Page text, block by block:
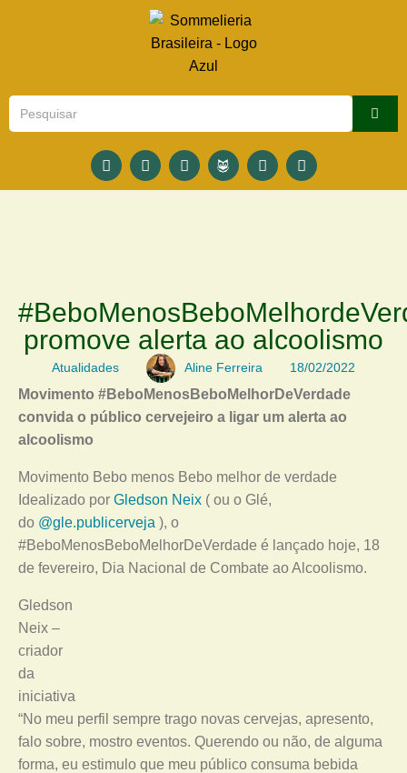
promove alerta ao alcoolismo
Atualidades Aline Ferreira 18/02/2022
Movimento #BeboMenosBeboMelhorDeVerdade
convida o público cervejeiro a ligar um alerta ao
alcoolismo
Movimento Bebo menos Bebo melhor de verdade
Idealizado por Gledson Neix ( ou o Glé,
do @gle.publicerveja ), o
#BeboMenosBeboMelhorDeVerdade é lançado hoje, 18
de fevereiro, Dia Nacional de Combate ao Alcoolismo.
Gledson
Neix –
criador
da
iniciativa
“No meu perfil sempre trago novas cervejas, apresento,
falo sobre, mostro eventos. Querendo ou não, de alguma
forma, eu estimulo que meu público consuma bebida